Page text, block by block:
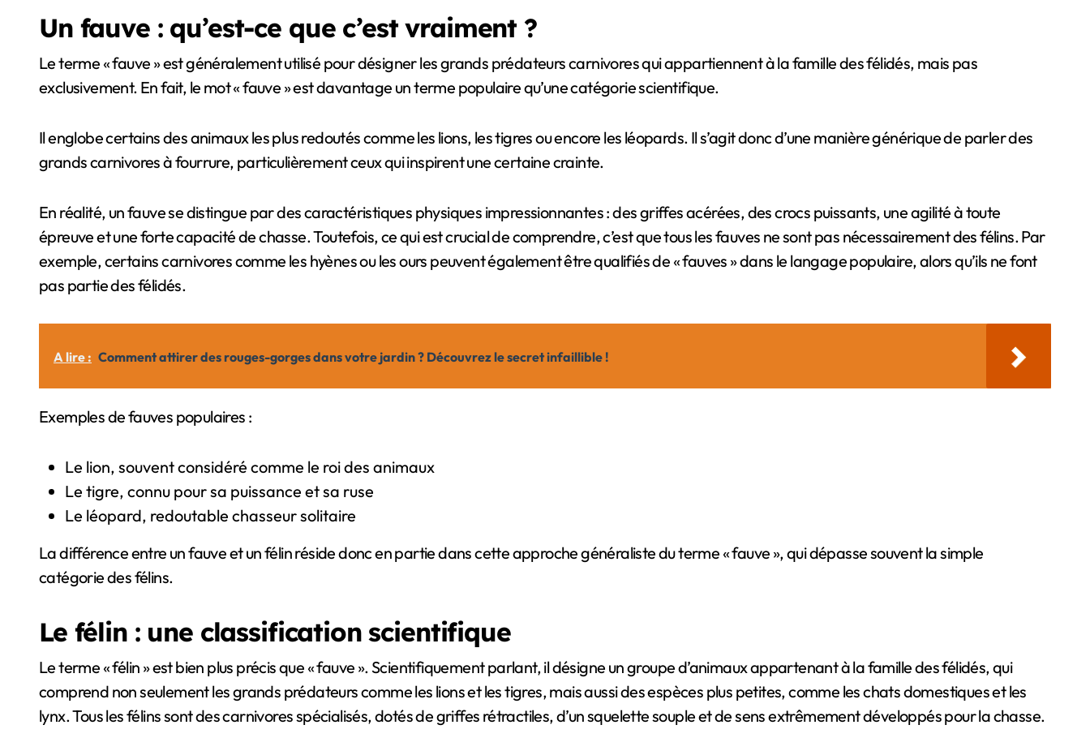
Un fauve : qu’est-ce que c’est vraiment ?
Le terme « fauve » est généralement utilisé pour désigner les grands prédateurs carnivores qui appartiennent à la famille des félidés, mais pas
exclusivement. En fait, le mot « fauve » est davantage un terme populaire qu’une catégorie scientifique.
Il englobe certains des animaux les plus redoutés comme les lions, les tigres ou encore les léopards. Il s’agit donc d’une manière générique de parler des
grands carnivores à fourrure, particulièrement ceux qui inspirent une certaine crainte.
En réalité, un fauve se distingue par des caractéristiques physiques impressionnantes : des griffes acérées, des crocs puissants, une agilité à toute
épreuve et une forte capacité de chasse. Toutefois, ce qui est crucial de comprendre, c’est que tous les fauves ne sont pas nécessairement des félins. Par
exemple, certains carnivores comme les hyènes ou les ours peuvent également être qualifiés de « fauves » dans le langage populaire, alors qu’ils ne font
pas partie des félidés.
A lire : Comment attirer des rouges-gorges dans votre jardin ? Découvrez le secret infaillible !
Exemples de fauves populaires :
Le lion, souvent considéré comme le roi des animaux
Le tigre, connu pour sa puissance et sa ruse
Le léopard, redoutable chasseur solitaire
La différence entre un fauve et un félin réside donc en partie dans cette approche généraliste du terme « fauve », qui dépasse souvent la simple
catégorie des félins.
Le félin : une classification scientifique
Le terme « félin » est bien plus précis que « fauve ». Scientifiquement parlant, il désigne un groupe d’animaux appartenant à la famille des félidés, qui
comprend non seulement les grands prédateurs comme les lions et les tigres, mais aussi des espèces plus petites, comme les chats domestiques et les
lynx. Tous les félins sont des carnivores spécialisés, dotés de griffes rétractiles, d’un squelette souple et de sens extrêmement développés pour la chasse.